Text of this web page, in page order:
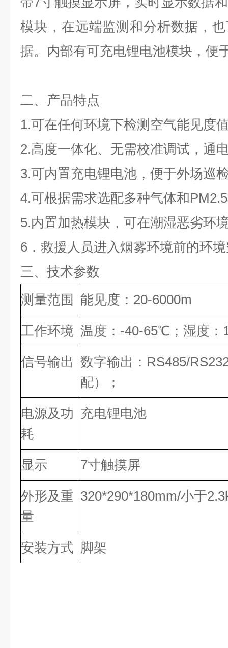
模块，在远端监测和分析数据，
据。内部有可充电锂电池模块，便
二、产品特点
1.可在任何环境下检测空气能见度
2.高度一体化、无需校准调试，通
3.可内置充电锂电池，便于外场巡
4.可根据需求选配多种气体和
5.内置加热模块，可在潮湿恶劣环
6．救援人员进入烟雾环境前的环
三、技术参数
测量范围 能见度：20-6000m
工作环境 温度：-40-65℃；湿度：
信号输出 数字输出：RS485/
配）；
电源及功
耗
充电锂电池
显示 7寸触摸屏
外形及重
量
320*290*180mm/小于
安装方式 脚架